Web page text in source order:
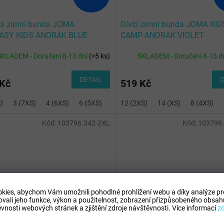
abychom Vám umožnili pohodlné prohlížení webu a díky analýze
jeho funkce, výkon a použitelnost, zobrazení přizpůsobeného
webových stránek a zjištění zdroje návštěvnosti. Více informací
zimní bunda JOMA
KIDS ANORAK BLUE
- Doručení 8-13 dní(>5 ks)
DETAIL
3 (7XS) 4 (6XS) 6 (5XS)
Dívčí zimní bunda JOMA
CAMP ANORAK VIOLET
SKLADEM - Doručení 8-13
519 Kč
12 (2XS) 14 (XS) 8 (4XS)
1 912 Kč
–34 %
Kód: 103796.342-2XL Kód: